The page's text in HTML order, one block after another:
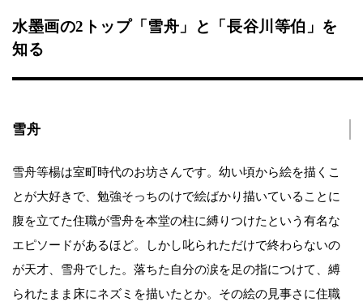
水墨画の2トップ「雪舟」と「長谷川等伯」を
知る
雪舟
雪舟等楊は室町時代のお坊さんです。幼い頃から絵を描くこ
とが大好きで、勉強そっちのけで絵ばかり描いていることに
腹を立てた住職が雪舟を本堂の柱に縛りつけたという有名な
エピソードがあるほど。しかし叱られただけで終わらないの
が天才、雪舟でした。落ちた自分の涙を足の指につけて、縛
られたまま床にネズミを描いたとか。その絵の見事さに住職